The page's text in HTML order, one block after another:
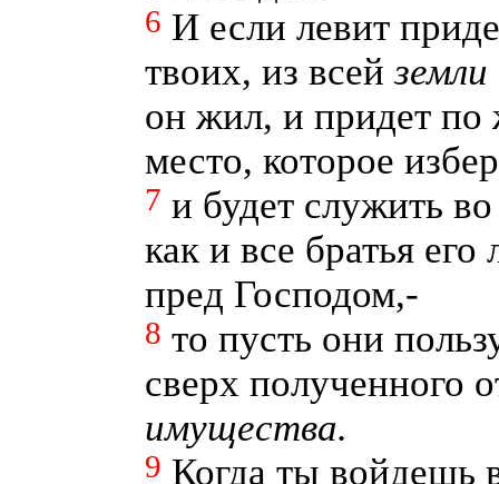
6 И если левит
твоих, из всейземли
он жил, и придет
место, которое
7 и будет служить
как и все братья
пред Господом,-
8 то пусть они
сверх полученного
имущества.
9 Когда ты войдешь